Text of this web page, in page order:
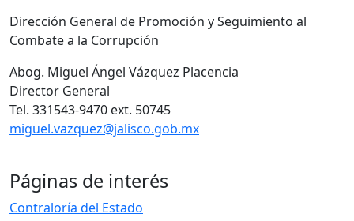
Dirección General de Promoción y Seguimiento al
Combate a la Corrupción
Abog. Miguel Ángel Vázquez Placencia
Director General
Tel. 331543-9470 ext. 50745
miguel.vazquez@jalisco.gob.mx
Páginas de interés
Contraloría del Estado